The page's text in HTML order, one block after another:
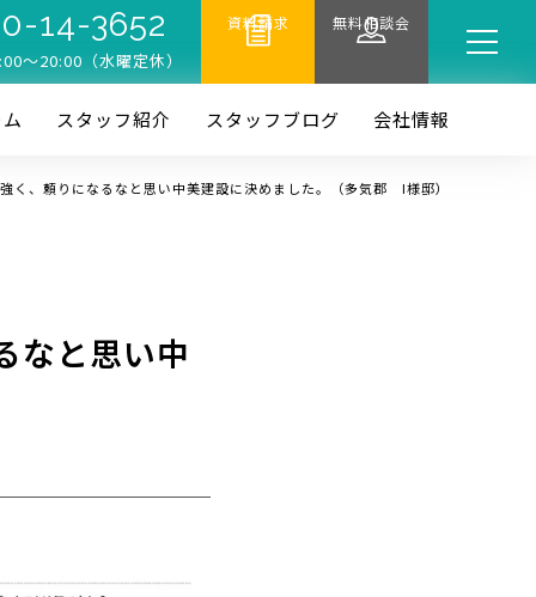
14-3652
〜20:00（水曜定休）
資料請求 無料相談会
スタッフ紹介 スタッフブログ 会社情報
く、頼りになるなと思い中美建設に決めました。（多気郡 I様邸）
なと思い中